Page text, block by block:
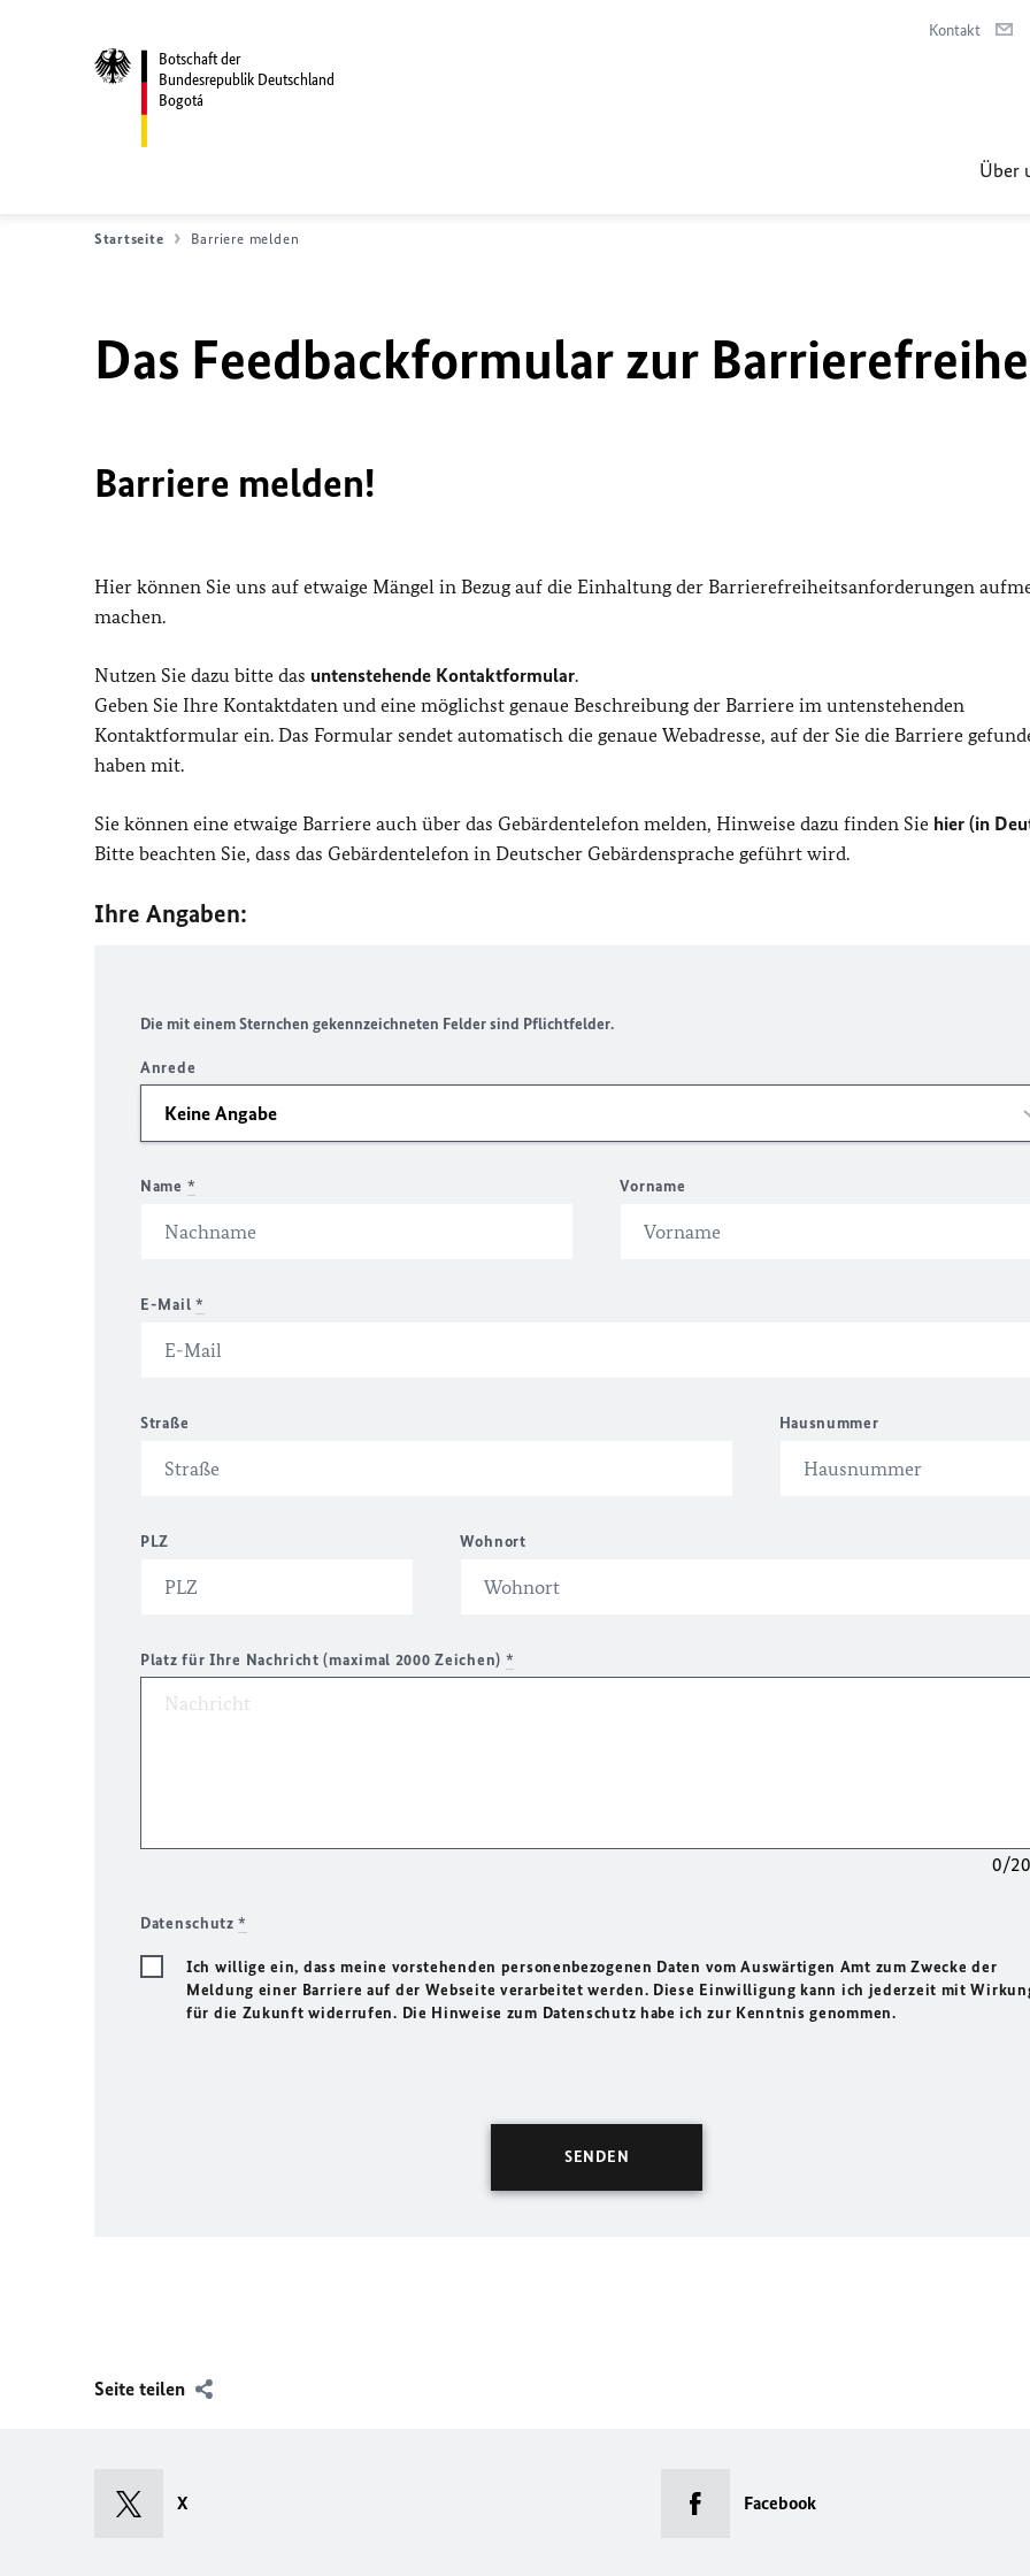
Botschaft der
Bundesrepublik Deutschland
Bogotá
Kontakt
Über
Startseite Barriere melden
Das Feedbackformular zur
Barriere melden!
Hier können Sie uns auf etwaige Mängel in Bezug auf die Einhaltung der Barrierefreiheitsanforderungen
machen.
Nutzen Sie dazu bitte das untenstehende Kontaktformular.
Geben Sie Ihre Kontaktdaten und eine möglichst genaue Beschreibung der Barriere im untenstehenden
Kontaktformular ein. Das Formular sendet automatisch die genaue Webadresse, auf der Sie die Barriere
haben mit.
Sie können eine etwaige Barriere auch über das Gebärdentelefon melden, Hinweise dazu finden Sie hier (in
Bitte beachten Sie, dass das Gebärdentelefon in Deutscher Gebärdensprache geführt wird.
Ihre Angaben:
Die mit einem Sternchen gekennzeichneten Felder sind Pflichtfelder.
Anrede
Name * Vorname
E-Mail *
Straße Hausnummer
PLZ Wohnort
Platz für Ihre Nachricht (maximal 2000 Zeichen) *
0/
Datenschutz*
Ich willige ein, dass meine vorstehenden personenbezogenen Daten vom Auswärtigen Amt zum Zwecke der
Meldung einer Barriere auf der Webseite verarbeitet werden. Diese Einwilligung kann ich jederzeit mit
für die Zukunft widerrufen. Die Hinweise zum Datenschutz habe ich zur Kenntnis genommen.
Seite teilen
X Facebook